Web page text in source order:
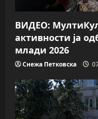
o
n
ВИДЕО:
активности ја
млади 2026
Снежа Петковска